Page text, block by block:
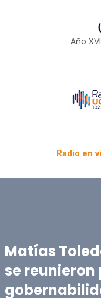
Año
Radio en
Matías
se